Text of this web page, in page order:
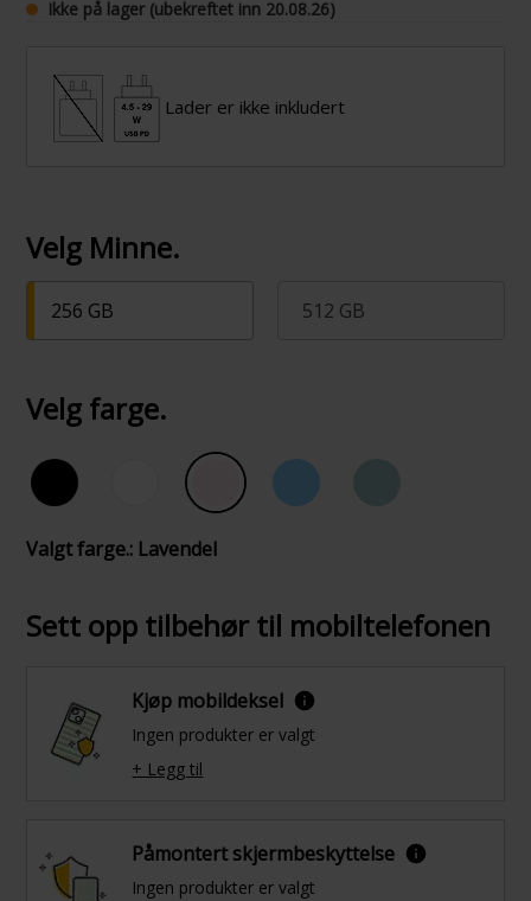
Ikke på lager (ubekreftet inn 20.08.26)
Lader er ikke inkludert
Velg Minne.
256 GB 512 GB
Velg farge.
Valgt farge.: Lavendel
Sett opp tilbehør til mobiltelefonen
Kjøp mobildeksel
Ingen produkter er valgt
+ Legg til
Påmontert skjermbeskyttelse
Ingen produkter er valgt